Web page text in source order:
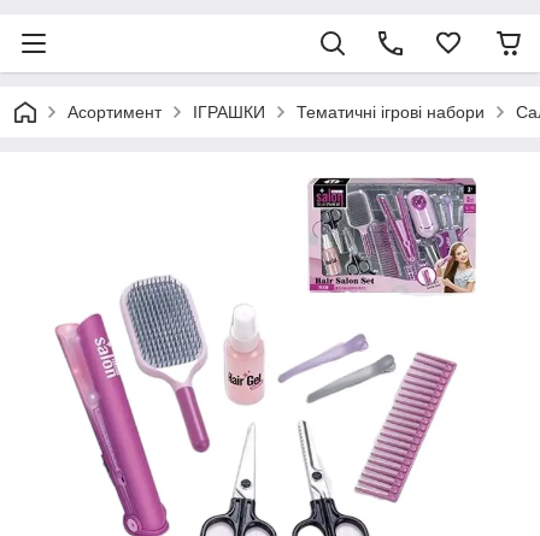
Асортимент ІГРАШКИ Тематичні ігрові набори